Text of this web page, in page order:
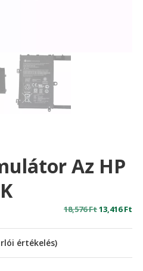
Az HP
18,576FtOriginal
13,416Ft
értékelés)